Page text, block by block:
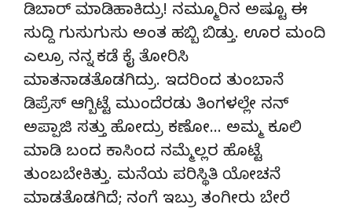
ಡಿಬಾರ್ ಮಾಡಿಹಾಕಿದ್ರು! ನಮ್ಮೂರಿನ ಅಷ್ಟೂ ಈ
ಸುದ್ದಿ ಗುಸುಗುಸು ಅಂತ ಹಬ್ಬಿ ಬಿಡ್ತು. ಊರ ಮಂದಿ
ಎಲ್ರೂ ನನ್ನ ಕಡೆ ಕೈ ತೋರಿಸಿ
ಮಾತನಾಡತೊಡಗಿದ್ರು. ಇದರಿಂದ ತುಂಬಾನೆ
ಡಿಪ್ರೆಸ್ ಆಗ್ಬಿಟ್ಟೆ ಮುಂದೆರಡು ತಿಂಗಳಲ್ಲೇ ನನ್
ಅಪ್ಪಾಜಿ ಸತ್ತು ಹೋದ್ರು ಕಣೋ… ಅಮ್ಮ ಕೂಲಿ
ಮಾಡಿ ಬಂದ ಕಾಸಿಂದ ನಮ್ಮೆಲ್ಲರ ಹೊಟ್ಟೆ
ತುಂಬಬೇಕಿತ್ತು. ಮನೆಯ ಪರಿಸ್ಥಿತಿ ಯೋಚನೆ
ಮಾಡತೊಡಗಿದೆ; ನಂಗೆ ಇಬ್ರು ತಂಗೀರು ಬೇರೆ